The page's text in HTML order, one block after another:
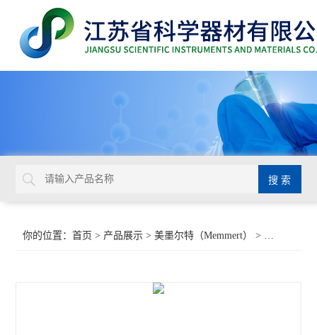
你的位置：首页 > 产品展示 >美墨尔特（Memmert） > 恒温恒湿箱